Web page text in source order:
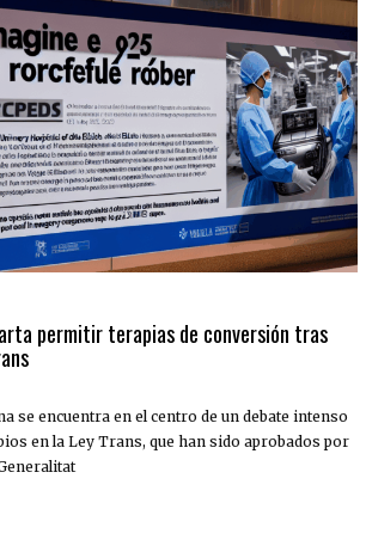
permitir terapias de conversión tras
se encuentra en el centro de un debate intenso
en la Ley Trans, que han sido aprobados por